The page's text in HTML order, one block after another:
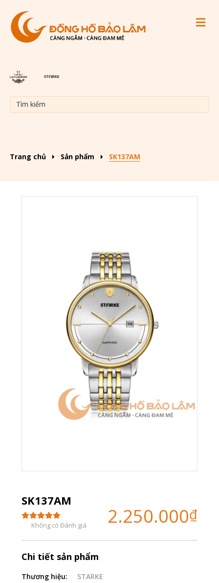
Trang chủ Sản phẩm SK137AM
SK137AM
Không có Đánh giá 2.250.000₫
Chi tiết sản phẩm
Thương hiệu:
STARKE